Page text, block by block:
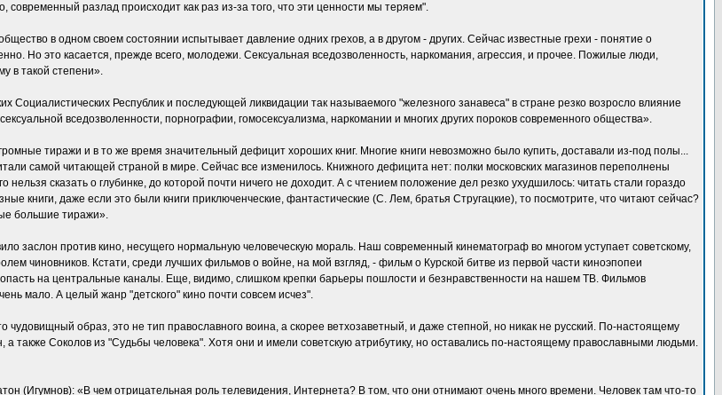
разлад происходит как раз из-за того, что эти ценности мы теряем".
в одном своем состоянии испытывает давление одних грехов, а в другом - других. Сейчас известные грехи - понятие о
Но это касается, прежде всего, молодежи. Сексуальная вседозволенность, наркомания, агрессия, и прочее. Пожилые люди,
в такой степени».
Социалистических Республик и последующей ликвидации так называемого "железного занавеса" в стране резко возросло влияние
вседозволенности, порнографии, гомосексуализма, наркомании и многих других пороков современного общества».
тиражи и в то же время значительный дефицит хороших книг. Многие книги невозможно было купить, доставали из-под полы...
самой читающей страной в мире. Сейчас все изменилось. Книжного дефицита нет: полки московских магазинов переполнены
нельзя сказать о глубинке, до которой почти ничего не доходит. А с чтением положение дел резко ухудшилось: читать стали гораздо
книги, даже если это были книги приключенческие, фантастические (С. Лем, братья Стругацкие), то посмотрите, что читают сейчас?
большие тиражи».
заслон против кино, несущего нормальную человеческую мораль. Наш современный кинематограф во многом уступает советскому,
чиновников. Кстати, среди лучших фильмов о войне, на мой взгляд, - фильм о Курской битве из первой части киноэпопеи
на центральные каналы. Еще, видимо, слишком крепки барьеры пошлости и безнравственности на нашем ТВ. Фильмов
мало. А целый жанр "детского" кино почти совсем исчез".
образ, это не тип православного воина, а скорее ветхозаветный, и даже степной, но никак не русский. По-настоящему
также Соколов из "Судьбы человека". Хотя они и имели советскую атрибутику, но оставались по-настоящему православными людьми.
(Игумнов): «В чем отрицательная роль телевидения, Интернета? В том, что они отнимают очень много времени. Человек там что-то